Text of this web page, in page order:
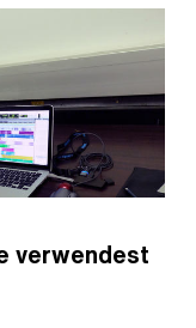
verwendest